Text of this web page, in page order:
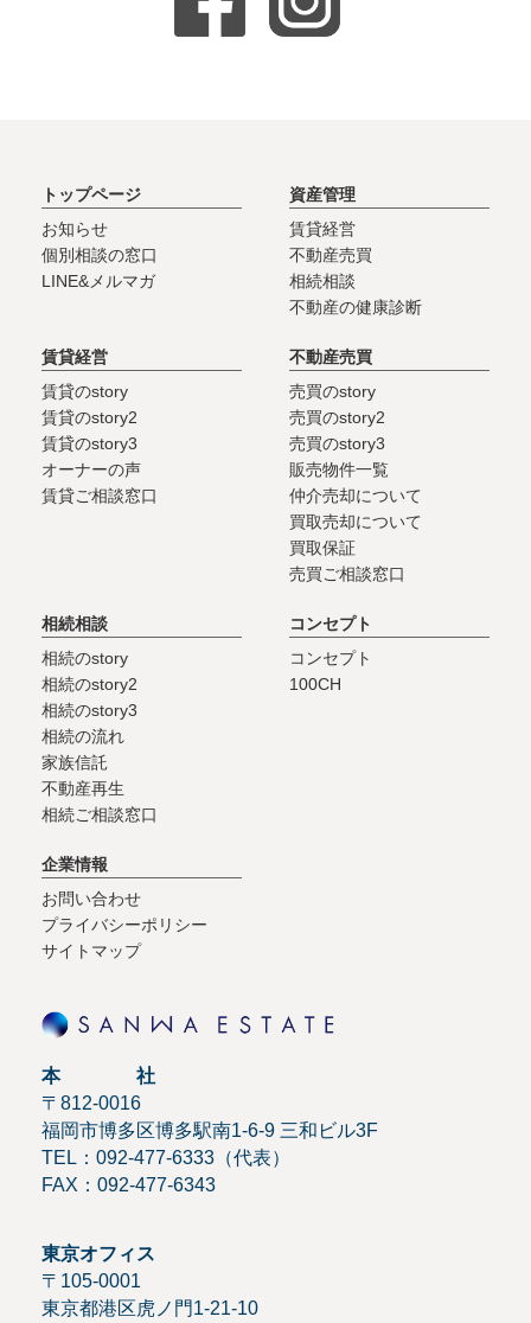
トップページ
お知らせ
個別相談の窓口
LINE&メルマガ
資産管理
賃貸経営
不動産売買
相続相談
不動産の健康診断
賃貸経営
賃貸のstory
賃貸のstory2
賃貸のstory3
オーナーの声
賃貸ご相談窓口
不動産売買
売買のstory
売買のstory2
売買のstory3
販売物件一覧
仲介売却について
買取売却について
買取保証
売買ご相談窓口
相続相談
相続のstory
相続のstory2
相続のstory3
相続の流れ
家族信託
不動産再生
相続ご相談窓口
コンセプト
コンセプト
100CH
企業情報
お問い合わせ
プライバシーポリシー
サイトマップ
本 社
〒812-0016
福岡市博多区博多駅南1-6-9 三和ビル3F
TEL：092-477-6333（代表）
FAX：092-477-6343
東京オフィス
〒105-0001
東京都港区虎ノ門1-21-10